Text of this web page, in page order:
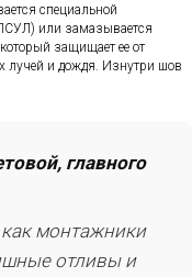
специальной
или замазывается
защищает ее от
лучей и дождя. Изнутри шов
главного
как монтажники
отливы и